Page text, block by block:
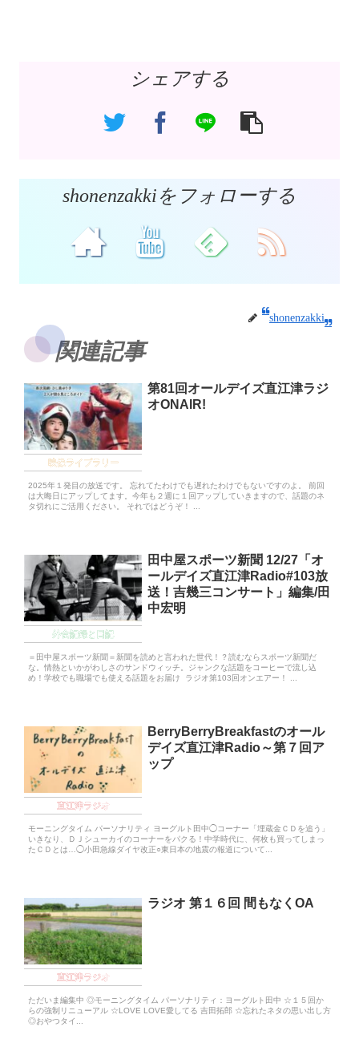
シェアする
shonenzakkiをフォローする
shonenzakki
関連記事
映像ライブラリー
第81回オールデイズ直江津ラジ
オONAIR!
2025年１発目の放送です。 忘れてたわけでも遅れたわけでもないですのよ。 前回
は大晦日にアップしてます。今年も２週に１回アップしていきますので、話題のネ
タ切れにご活用ください。 それではどうぞ！ ...
外食記録と日記
田中屋スポーツ新聞 12/27「オ
ールデイズ直江津Radio#103放
送！吉幾三コンサート」編集/田
中宏明
＝田中屋スポーツ新聞＝新聞を読めと言われた世代！？読むならスポーツ新聞だ
な。情熱といかがわしさのサンドウィッチ。ジャンクな話題をコーヒーで流し込
め！学校でも職場でも使える話題をお届け ラジオ第103回オンエアー！ ...
直江津ラジオ
BerryBerryBreakfastのオール
デイズ直江津Radio～第７回ア
ップ
モーニングタイム パーソナリティ ヨーグルト田中◯コーナー「埋蔵金ＣＤを追う」
いきなり、ＤＪシューカイのコーナーをパクる！中学時代に、何枚も買ってしまっ
たＣＤとは…◯小田急線ダイヤ改正○東日本の地震の報道について...
直江津ラジオ
ラジオ 第１６回 間もなくOA
ただいま編集中 ◎モーニングタイム パーソナリティ：ヨーグルト田中 ☆１５回か
らの強制リニューアル ☆LOVE LOVE愛してる 吉田拓郎 ☆忘れたネタの思い出し方
◎おやつタイ...